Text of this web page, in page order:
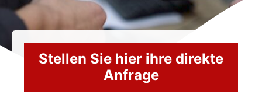
Stellen Sie hier ihre direkte
Anfrage